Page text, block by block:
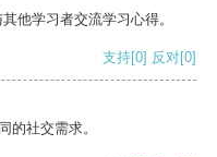
他学习者交流学习心得。
支持[0] 反对[0]
的社交需求。